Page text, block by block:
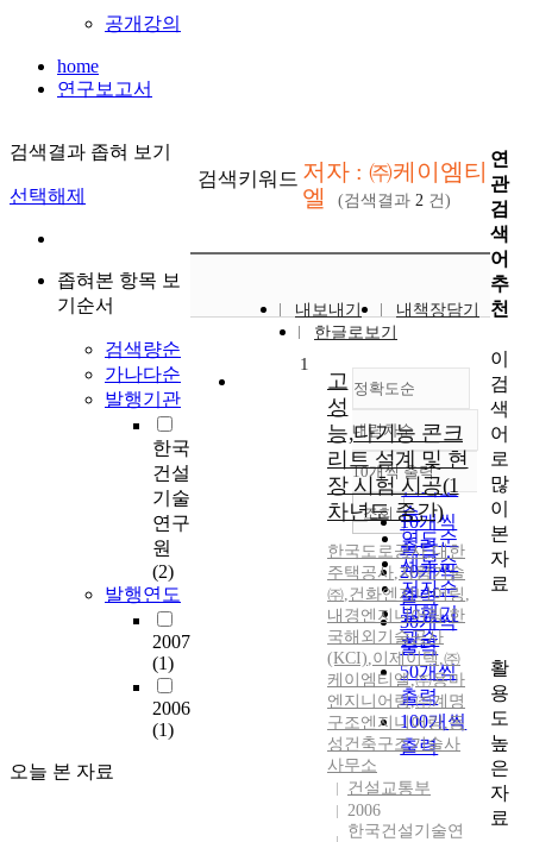
공개강의
home
연구보고서
검색결과 좁혀 보기
선택해제
좁혀본 항목 보
기순서
검색량순
가나다순
발행기관
한국
건설
기술
연구
원
(2)
발행연도
2007
(1)
2006
(1)
오늘 본 자료
검색키워드 저자 : ㈜케이엠티
엘
(검색결과 2 건)
내보내기
내책장담기
한글로보기
정확도순
정확도
순
인기도
순
연도순
제목순
저자순
발행기
관순
내림차순
내림차순
10개씩 출력
10개씩
출력
20개씩
출력
30개씩
출력
50개씩
출력
100개씩
출력
조회
1
고
성
능,다기능 콘크
리트 설계 및 현
장 시험 시공(1
차년도 중간)
한국도로공사,대한
주택공사,자람기술
㈜,건화엔지니어링 ,
내경엔지니어링,한
국해외기술공사
(KCI),이제이텍,㈜
케이엠티엘,㈜용마
엔지니어링,㈜계명
구조엔지니어링,동
성건축구조기술사
사무소
건설교통부
2006
한국건설기술연
연
관
검
색
어
추
천
이
검
색
어
로
많
이
본
자
료
활
용
도
높
은
자
료